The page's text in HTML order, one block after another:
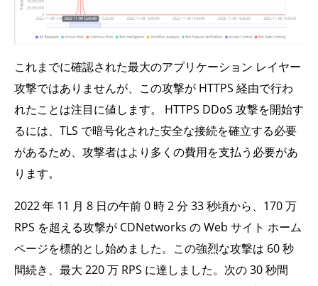
これまでに確認された最大のアプリケーション レイヤー
攻撃ではありませんが、この攻撃が HTTPS 経由で行わ
れたことは注目に値します。 HTTPS DDoS 攻撃を開始す
るには、TLS で暗号化された安全な接続を確立する必要
があるため、攻撃者はより多くの費用を支払う必要があ
ります。
2022 年 11 月 8 日の午前 0 時 2 分 33 秒頃から、170 万
RPS を超える攻撃が CDNetworks の Web サイト ホーム
ページを標的とし始めました。この強烈な攻撃は 60 秒
間続き、最大 220 万 RPS に達しました。次の 30 秒間